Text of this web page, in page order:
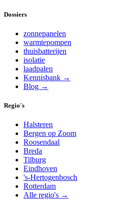
Dossiers
zonnepanelen
warmtepompen
thuisbatterijen
isolatie
laadpalen
Kennisbank →
Blog →
Regio's
Halsteren
Bergen op Zoom
Roosendaal
Breda
Tilburg
Eindhoven
's-Hertogenbosch
Rotterdam
Alle regio's →